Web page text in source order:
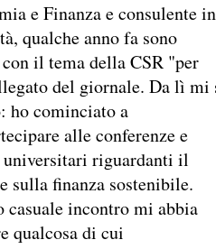
e Finanza e consulente in
qualche anno fa sono
il tema della CSR "per
del giornale. Da lì mi
ho cominciato a
alle conferenze e
riguardanti il
sulla finanza sostenibile.
casuale incontro mi abbia
qualcosa di cui